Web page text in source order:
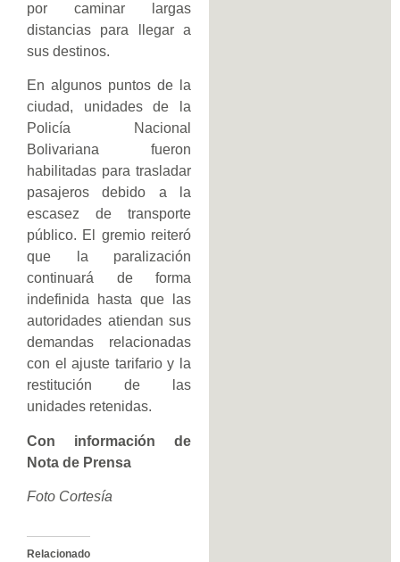
por caminar largas
distancias para llegar a
sus destinos.
En algunos puntos de la
ciudad, unidades de la
Policía Nacional
Bolivariana fueron
habilitadas para trasladar
pasajeros debido a la
escasez de transporte
público. El gremio reiteró
que la paralización
continuará de forma
indefinida hasta que las
autoridades atiendan sus
demandas relacionadas
con el ajuste tarifario y la
restitución de las
unidades retenidas.
Con información de
Nota de Prensa
Foto Cortesía
Relacionado